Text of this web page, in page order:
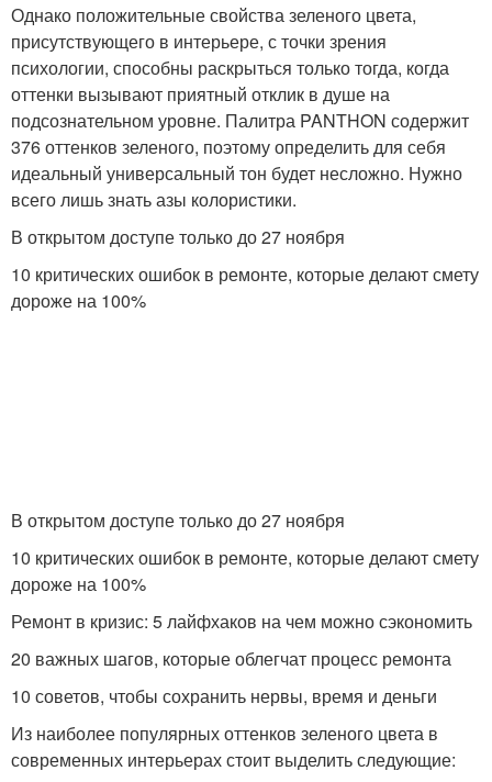
Однако положительные свойства зеленого цвета,
присутствующего в интерьере, с точки зрения
психологии, способны раскрыться только тогда, когда
оттенки вызывают приятный отклик в душе на
подсознательном уровне. Палитра PANTHON содержит
376 оттенков зеленого, поэтому определить для себя
идеальный универсальный тон будет несложно. Нужно
всего лишь знать азы колористики.
В открытом доступе только до 27 ноября
10 критических ошибок в ремонте, которые делают смету
дороже на 100%
В открытом доступе только до 27 ноября
10 критических ошибок в ремонте, которые делают смету
дороже на 100%
Ремонт в кризис: 5 лайфхаков на чем можно сэкономить
20 важных шагов, которые облегчат процесс ремонта
10 советов, чтобы сохранить нервы, время и деньги
Из наиболее популярных оттенков зеленого цвета в
современных интерьерах стоит выделить следующие: